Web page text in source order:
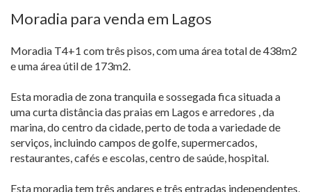
Moradia para venda em Lagos
Moradia T4+1 com três pisos, com uma área total de 438m2
e uma área útil de 173m2.
Esta moradia de zona tranquila e sossegada fica situada a
uma curta distância das praias em Lagos e arredores , da
marina, do centro da cidade, perto de toda a variedade de
serviços, incluindo campos de golfe, supermercados,
restaurantes, cafés e escolas, centro de saúde, hospital.
Esta moradia tem três andares e três entradas independentes,